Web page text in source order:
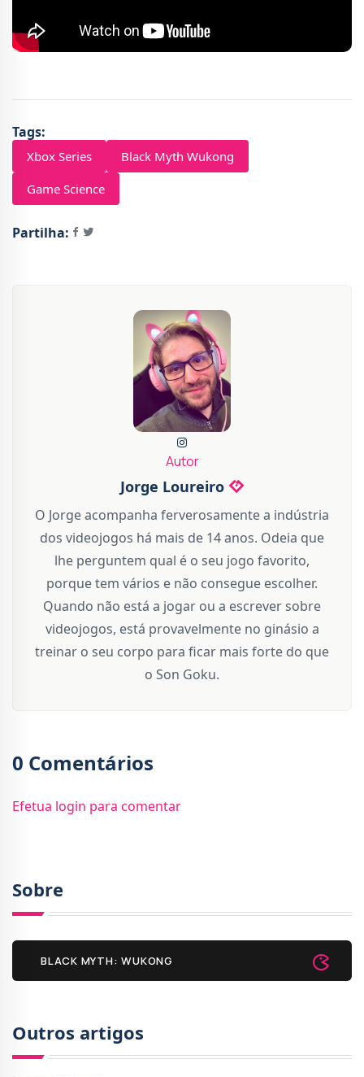
Tags:
Xbox Series
Black Myth Wukong
Game Science
Partilha:
Autor
Jorge Loureiro
O Jorge acompanha ferverosamente a indústria
dos videojogos há mais de 14 anos. Odeia que
lhe perguntem qual é o seu jogo favorito,
porque tem vários e não consegue escolher.
Quando não está a jogar ou a escrever sobre
videojogos, está provavelmente no ginásio a
treinar o seu corpo para ficar mais forte do que
o Son Goku.
0 Comentários
Efetua login para comentar
Sobre
BLACK MYTH: WUKONG
Outros artigos